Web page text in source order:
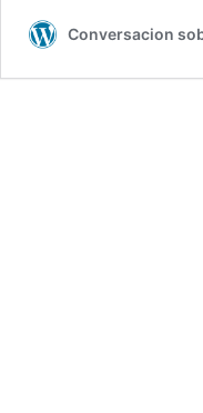
Conversacion